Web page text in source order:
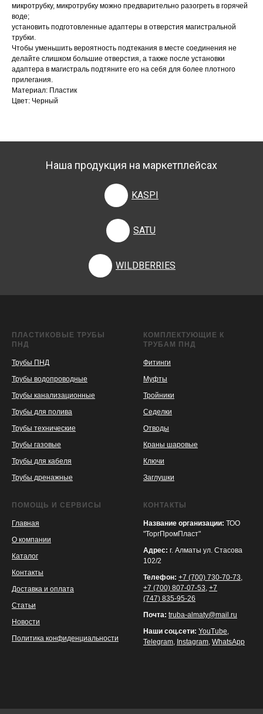
микротрубку, микротрубку можно предварительно разогреть в горячей
воде;
установить подготовленные адаптеры в отверстия магистральной
трубки.
Чтобы уменьшить вероятность подтекания в месте соединения не
делайте слишком большие отверстия, а также после установки
адаптера в магистраль подтяните его на себя для более плотного
прилегания.
Материал: Пластик
Цвет: Черный
Наша продукция на маркетплейсах
KASPI
KASPI
SATU
SATU
WILDBERRIES
WILDBERRIES
ПЛАСТИКОВЫЕ ТРУБЫ
ПНД
Трубы ПНД
Трубы водопроводные
Трубы канализационные
Трубы для полива
Трубы технические
Трубы газовые
Трубы для кабеля
Трубы дренажные
КОМПЛЕКТУЮЩИЕ К
ТРУБАМ ПНД
Фитинги
Муфты
Тройники
Седелки
Отводы
Краны шаровые
Ключи
Заглушки
ПОМОЩЬ И СЕРВИСЫ
Главная
О компании
Каталог
Контакты
Доставка и оплата
Статьи
Новости
Политика конфиденциальности
КОНТАКТЫ
Название организации: ТОО
"ТоргПромПласт"
Адрес: г. Алматы ул. Стасова
102/2
Телефон: +7 (700) 730-70-73,
+7 (700) 807-07-53, +7
(747) 835-95-26
Почта: truba-almaty@mail.ru
Наши соц.сети: YouTube,
Telegram, Instagram, WhatsApp